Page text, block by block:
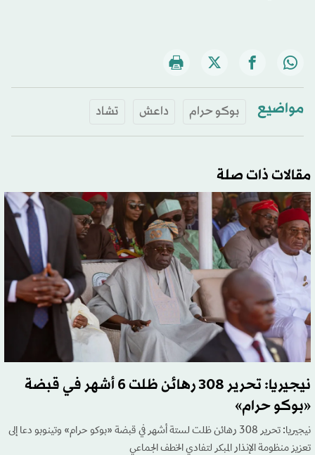
مواضيع بوكو حرام داعش تشاد
مقالات ذات صلة
نيجيريا: تحرير 308 رهائن ظلت 6 أشهر في قبضة
«بوكو حرام»
نيجيريا: تحرير 308 رهائن ظلت لستة أشهر في قبضة «بوكو حرام» وتينوبو دعا إلى
تعزيز منظومة الإنذار المبكر لتفادي الخطف الجماعي